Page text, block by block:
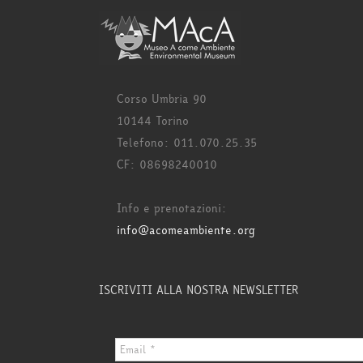
Corso Umbria 90
10144 Torino
Telefono: 011.070.25.35
CF: 08698240010
Info e prenotazioni:
info@acomeambiente.org
ISCRIVITI ALLA NOSTRA NEWSLETTER